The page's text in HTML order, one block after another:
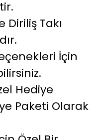
Takı
İçin
Hediye
Paketi Olarak